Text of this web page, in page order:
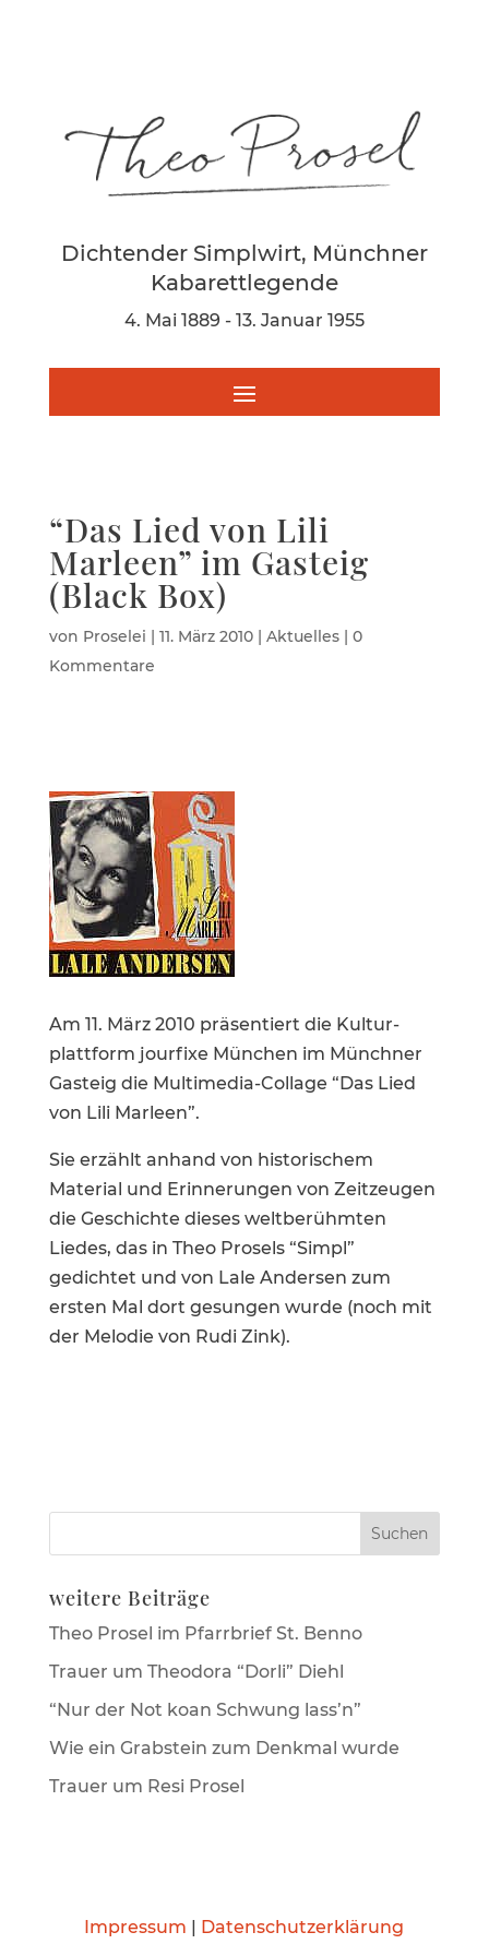
Dichtender Simplwirt, Münchner
Kabarettlegende
4. Mai 1889 - 13. Januar 1955
“Das Lied von Lili
Marleen” im Gasteig
(Black Box)
von Proselei | 11. März 2010| Aktuelles| 0
Kommentare
Am 11. März 2010 präsen­tiert die Kultur­
platt­form jourfixe München im Münchner
Gasteig die Multi­media-Collage “Das Lied
von Lili Marleen”.
Sie erzählt anhand von histo­ri­schem
Material und Erinne­rungen von Zeitzeugen
die Geschichte dieses weltbe­rühmten
Liedes, das in Theo Prosels “Simpl”
gedichtet und von Lale Andersen zum
ersten Mal dort gesungen wurde (noch mit
der Melodie von Rudi Zink).
weitere Beiträge
Theo Prosel im Pfarrbrief St. Benno
Trauer um Theodora “Dorli” Diehl
“Nur der Not koan Schwung lass’n”
Wie ein Grabstein zum Denkmal wurde
Trauer um Resi Prosel
Impressum | Datenschutzerklärung